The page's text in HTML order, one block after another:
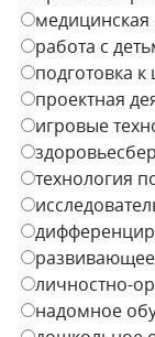
работа с
подготовка
проектная
игровые
технология
личностно-
надомное